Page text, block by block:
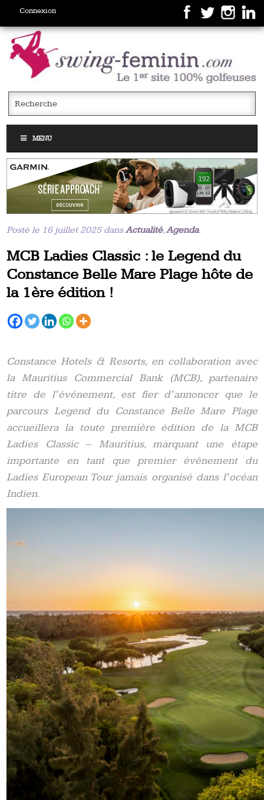
Connexion
MENU
Posté le 16 juillet 2025 dansActualité,Agenda.
MCB Ladies Classic : le Legend du
Constance Belle Mare Plage hôte de
la 1ère édition !
Constance Hotels & Resorts, en collaboration avec
la Mauritius Commercial Bank (MCB), partenaire
titre de lʼévénement, est fier dʼannoncer que le
parcours Legend du Constance Belle Mare Plage
accueillera la toute première édition de la MCB
Ladies Classic ‒ Mauritius, marquant une étape
importante en tant que premier événement du
Ladies European Tour jamais organisé dans lʼocéan
Indien.